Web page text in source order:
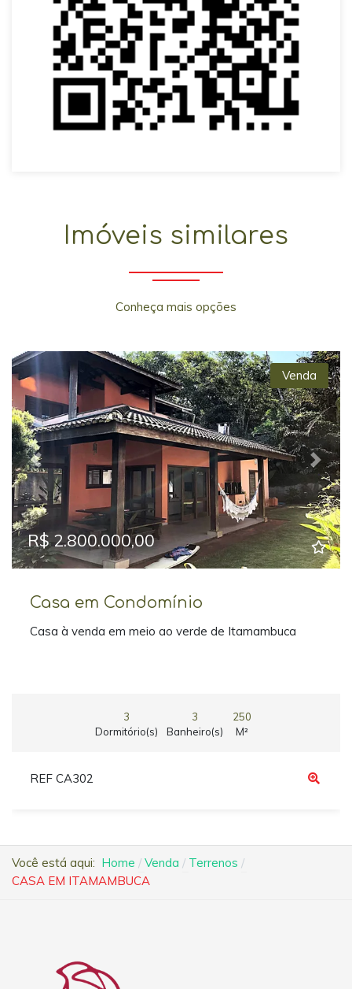
Imóveis similares
Conheça mais opções
Previous Next
Venda
R$ 2.800.000,00
Casa em Condomínio
Casa à venda em meio ao verde de Itamambuca
3
Dormitório(s)
3
Banheiro(s)
250
M²
REF CA302
Você está aqui: Home Venda
Terrenos
CASA EM ITAMAMBUCA